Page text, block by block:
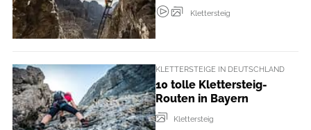
Klettersteig
KLETTERSTEIGE IN DEUTSCHLAND
10 tolle Klettersteig-
Routen in Bayern
Klettersteig